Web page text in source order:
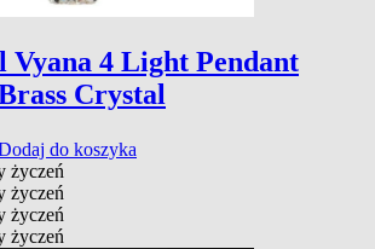
Vyana 4 Light Pendant
Crystal
do koszyka
życzeń
życzeń
życzeń
życzeń